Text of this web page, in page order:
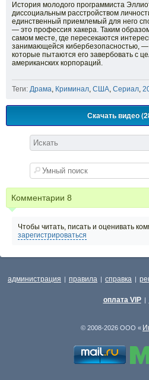
История молодого программиста
диссоциальным расстройством
единственный приемлемый для него
— это профессия хакера. Таким
самом месте, где пересекаются
занимающейся кибербезопасностью,
которые пытаются его завербовать с
американских корпораций.
Теги: Драма, Криминал, США, Сериал,
Скачать видео
Комментарии 8
Чтобы читать, писать и оценивать
зарегистрироваться
администрация | правила | справка |
оплата VIP |
© 2008-2026 ООО «